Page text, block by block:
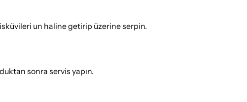
un haline getirip üzerine serpin.
sonra servis yapın.